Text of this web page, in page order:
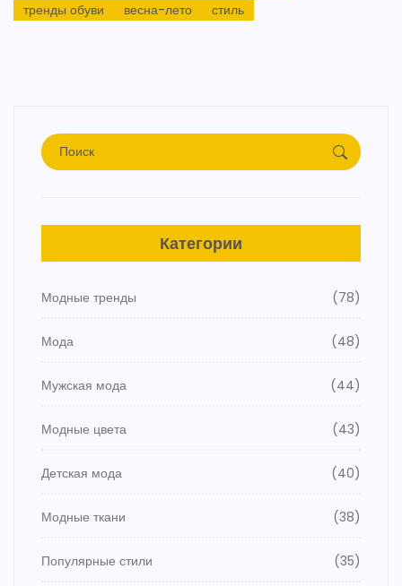
тренды обуви
весна-лето стиль
Категории
Модные тренды (78)
Мода (48)
Мужская мода (44)
Модные цвета (43)
Детская мода (40)
Модные ткани (38)
Популярные стили (35)